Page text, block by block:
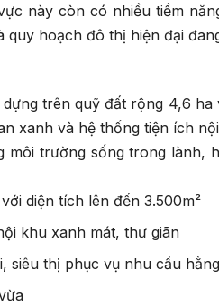
này còn có nhiều tiềm
quy hoạch đô thị hiện đại
trên quỹ đất rộng 4,6
xanh và hệ thống tiện ích
trường sống trong lành,
diện tích lên đến 3.500m²
khu xanh mát, thư giãn
siêu thị phục vụ nhu cầu